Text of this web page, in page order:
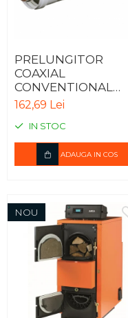
PRELUNGITOR
COAXIAL
CONVENTIONAL
PENTRU CENTRALA
TERMICA - 1m
162,69 Lei
IN STOC
ADAUGA IN COS
NOU